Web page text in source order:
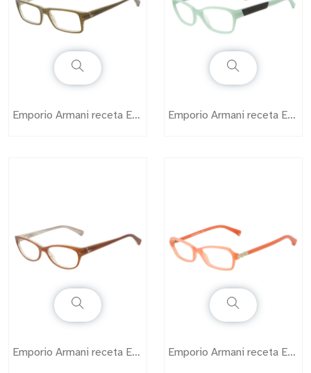
Emporio Armani receta EA3003 Emporio Armani receta EA3004
Emporio Armani receta EA3008 Emporio Armani receta EA3009